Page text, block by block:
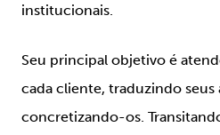
institucionais.
Seu principal objetivo é
cada cliente, traduzindo seus
concretizando-os.